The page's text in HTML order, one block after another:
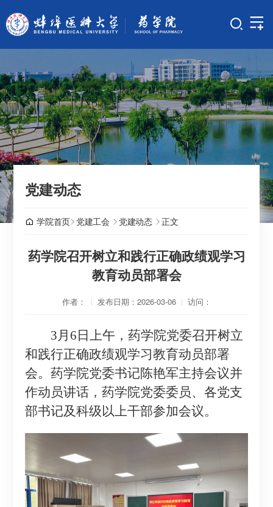
党建动态
学院首页 党建工会 党建动态 正文
药学院召开树立和践行正确政绩观学习
教育动员部署会
作者： 发布日期：2026-03-06 访问：
3月 6 日上午，药学院党委召开树立
和践行正确政绩观学习教育动员部署
会。药学院党委书记陈艳军主持会议并
作动员讲话 ，药学院党委委员、各党支
部书记及科级以上干部参加会议。